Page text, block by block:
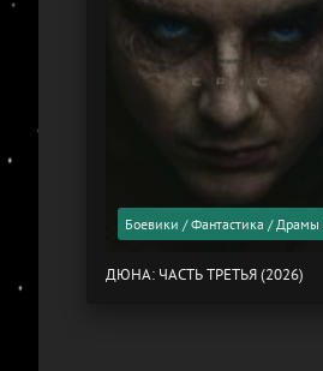
ДЮНА: ЧАСТЬ ТРЕТЬЯ (2026)